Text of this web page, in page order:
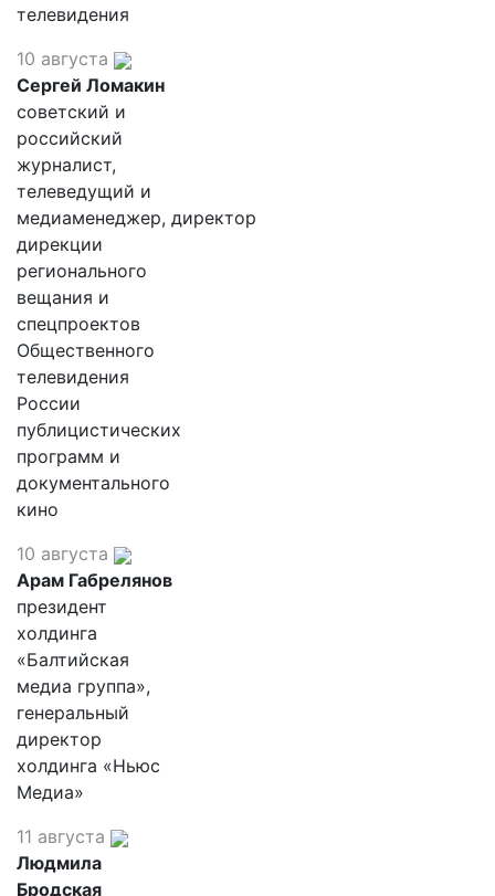
телевидения
10 августа
Сергей Ломакин
советский и
российский
журналист,
телеведущий и
медиаменеджер, директор
дирекции
регионального
вещания и
спецпроектов
Общественного
телевидения
России
публицистических
программ и
документального
кино
10 августа
Арам Габрелянов
президент
холдинга
«Балтийская
медиа группа»,
генеральный
директор
холдинга «Ньюс
Медиа»
11 августа
Людмила
Бродская